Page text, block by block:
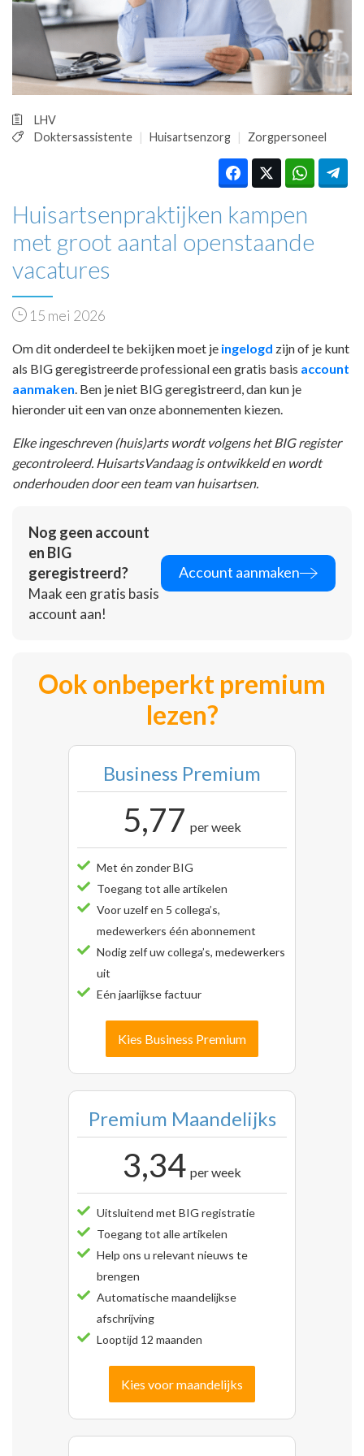
PRAKTIJKZAKEN
TARIEVEN
VPHUISARTSEN
MEDISCHE VAKHANDEL
REGISTRATIE
LHV
Doktersassistente
Huisartsenzorg Zorgpersoneel
Huisartsenpraktijken kampen
met groot aantal openstaande
vacatures
15 mei 2026
Om dit onderdeel te bekijken moet je ingelogd zijn of je kunt
als BIG geregistreerde professional een gratis basis account
aanmaken. Ben je niet BIG geregistreerd, dan kun je
hieronder uit een van onze abonnementen kiezen.
Elke ingeschreven (huis)arts wordt volgens het BIG register
gecontroleerd. HuisartsVandaag is ontwikkeld en wordt
onderhouden door een team van huisartsen.
Nog geen account
en BIG
geregistreerd?
Maak een gratis basis
account aan!
Account aanmaken
Ook onbeperkt premium
lezen?
Business Premium
5,77 per week
Met én zonder BIG
Toegang tot alle artikelen
Voor uzelf en 5 collega’s,
medewerkers één abonnement
Nodig zelf uw collega’s, medewerkers
uit
Eén jaarlijkse factuur
Kies Business Premium
Premium Maandelijks
3,34 per week
Uitsluitend met BIG registratie
Toegang tot alle artikelen
Help ons u relevant nieuws te
brengen
Automatische maandelijkse
afschrijving
Looptijd 12 maanden
Kies voor maandelijks